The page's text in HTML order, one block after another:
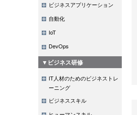
ビジネスアプリケーション
自動化
IoT
DevOps
▼ビジネス研修
IT人材のためのビジネストレ
ーニング
ビジネススキル